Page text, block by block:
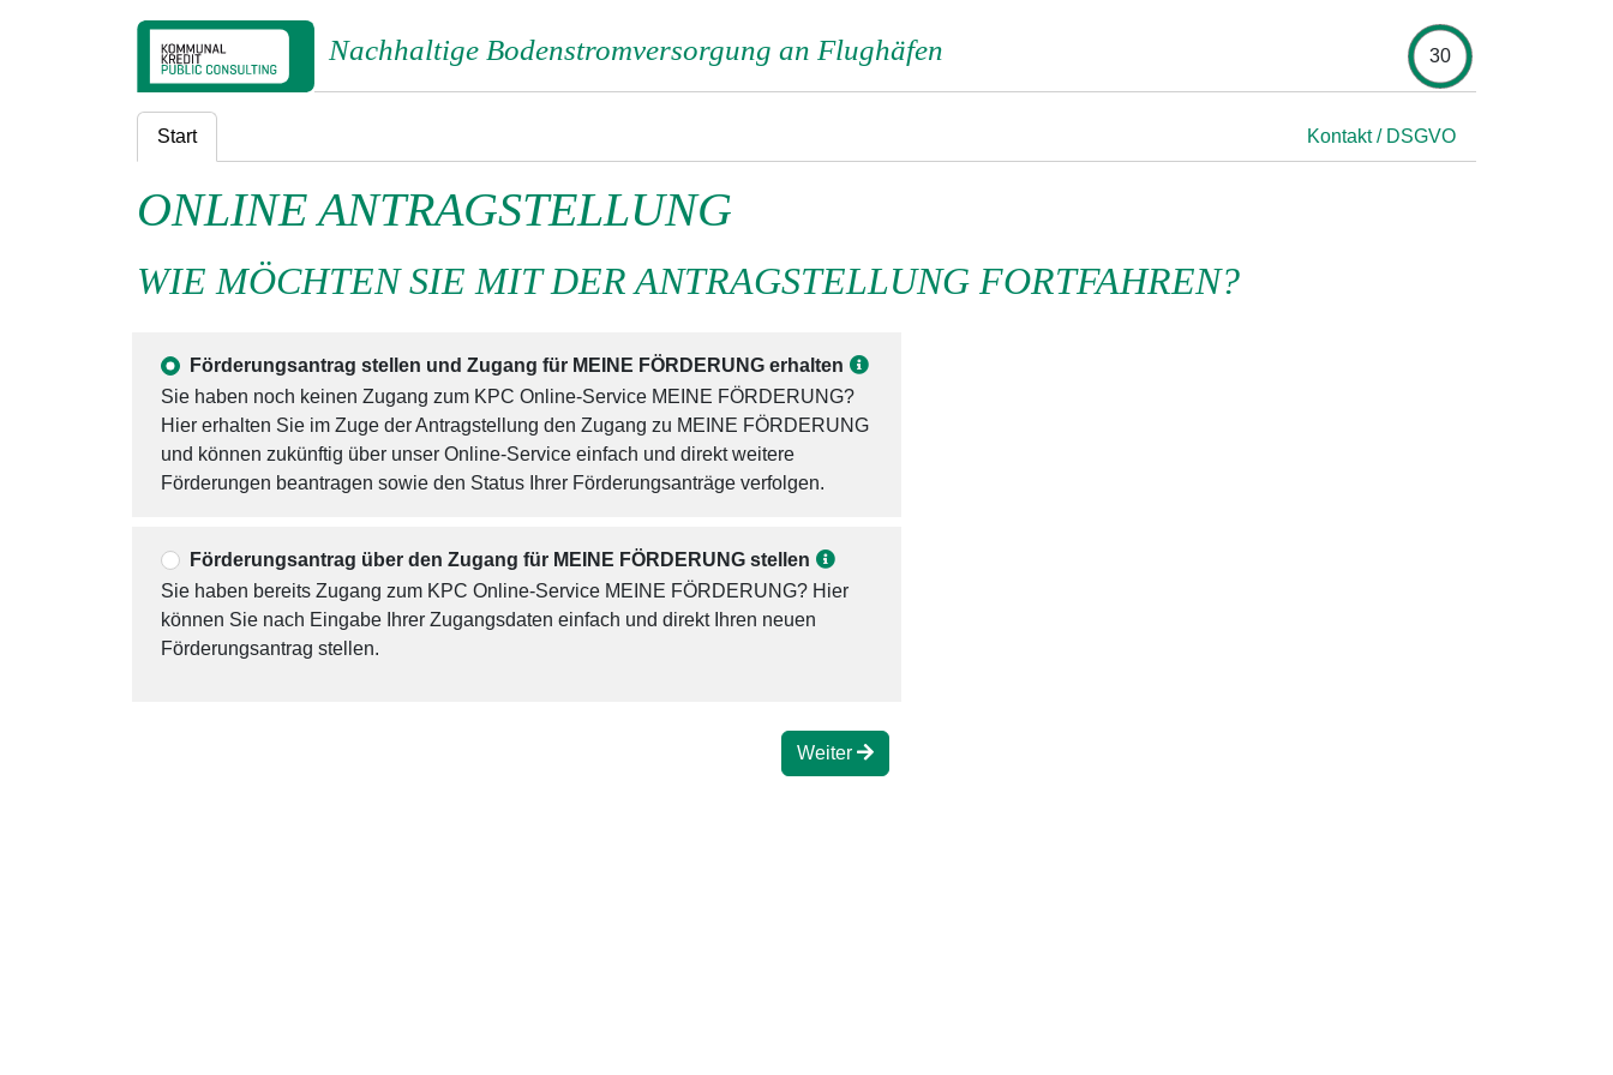
Nachhaltige Bodenstromversorgung an Flughäfen 30
Start Kontakt / DSGVO
ONLINE ANTRAGSTELLUNG
WIE MÖCHTEN SIE MIT DER ANTRAGSTELLUNG FORTFAHREN?
Förderungsantrag stellen und Zugang für MEINE FÖRDERUNG erhalten
Sie haben noch keinen Zugang zum KPC Online-Service MEINE FÖRDERUNG?
Hier erhalten Sie im Zuge der Antragstellung den Zugang zu MEINE FÖRDERUNG
und können zukünftig über unser Online-Service einfach und direkt weitere
Förderungen beantragen sowie den Status Ihrer Förderungsanträge verfolgen.
Förderungsantrag über den Zugang für MEINE FÖRDERUNG stellen
Sie haben bereits Zugang zum KPC Online-Service MEINE FÖRDERUNG? Hier
können Sie nach Eingabe Ihrer Zugangsdaten einfach und direkt Ihren neuen
Förderungsantrag stellen.
Weiter